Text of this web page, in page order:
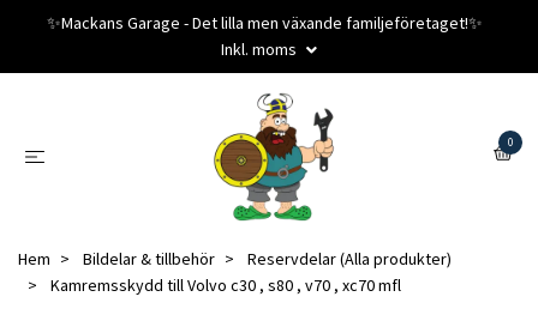
✨️Mackans Garage - Det lilla men växande familjeföretaget!✨️
Inkl. moms
0
Hem Bildelar & tillbehör
Reservdelar (Alla produkter)
Kamremsskydd till Volvo c30 , s80 , v70 , xc70 mfl